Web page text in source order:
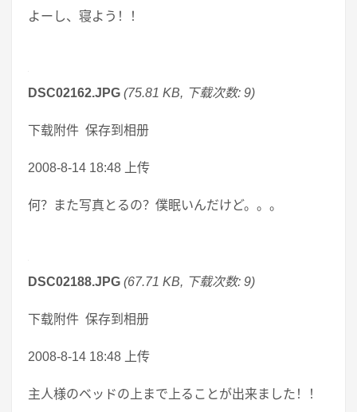
よーし、寝よう！！
DSC02162.JPG (75.81 KB, 下载次数: 9)
下载附件 保存到相册
2008-8-14 18:48 上传
何？また写真とるの？僕眠いんだけど。。。
DSC02188.JPG (67.71 KB, 下载次数: 9)
下载附件 保存到相册
2008-8-14 18:48 上传
主人様のベッドの上まで上ることが出来ました！！